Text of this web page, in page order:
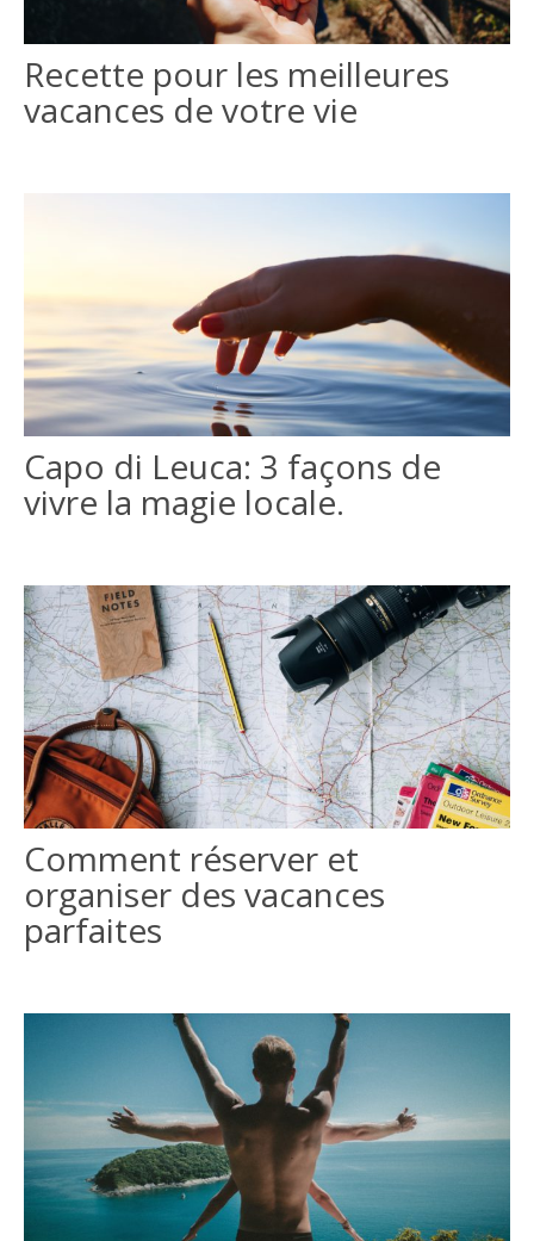
Recette pour les meilleures
vacances de votre vie
Capo di Leuca: 3 façons de
vivre la magie locale.
Comment réserver et
organiser des vacances
parfaites